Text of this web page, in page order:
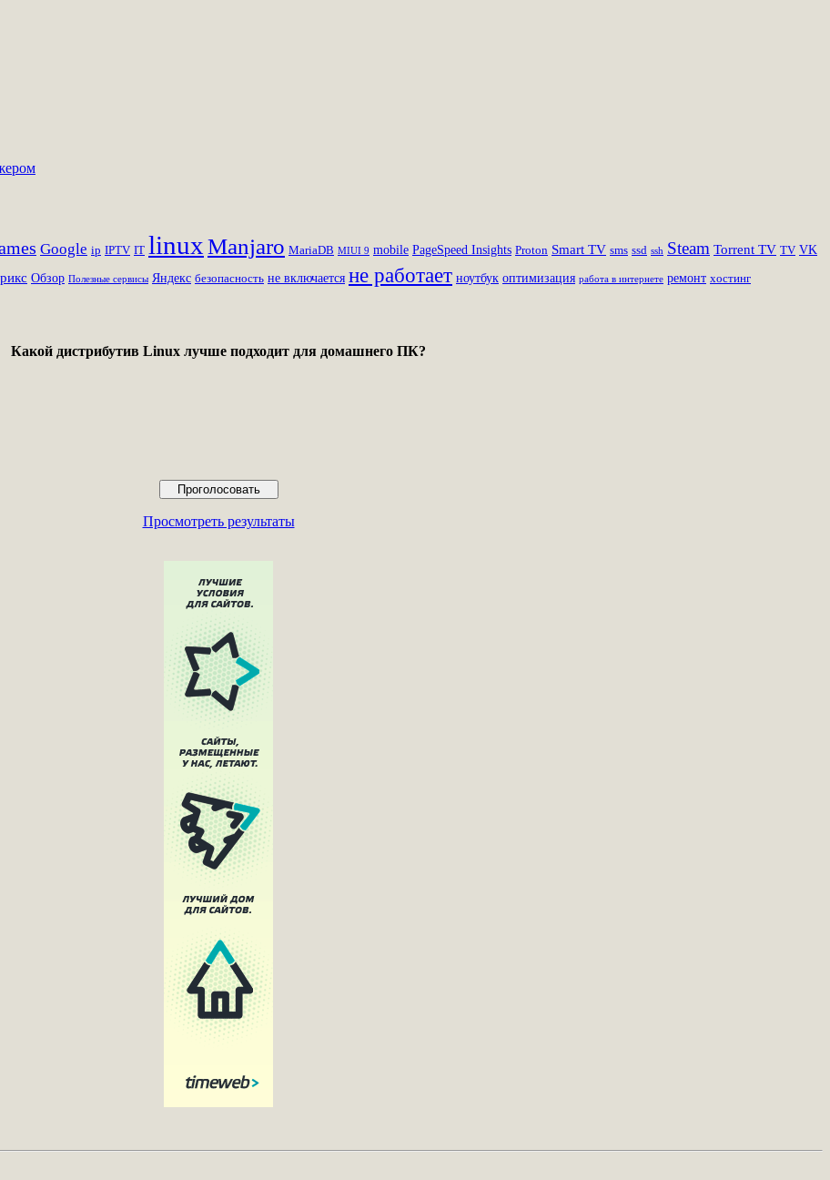
Google ip IPTV IT linuxManjaro MariaDB MIUI 9 mobile PageSpeed Insights Proton Smart TV sms ssd ssh Steam Torrent TV TV VK
Обзор Полезные сервисы Яндекс безопасность не включается не работает ноутбук оптимизация работа в интернете ремонт хостинг
Какой дистрибутив Linux лучше подходит для домашнего ПК?
Просмотреть результаты